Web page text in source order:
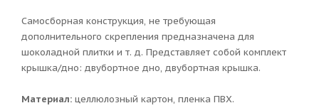
Самосборная конструкция, не требующая
дополнительного скрепления предназначена для
шоколадной плитки и т. д. Представляет собой комплект
крышка/дно: двубортное дно, двубортная крышка.
Материал: целлюлозный картон, пленка ПВХ.